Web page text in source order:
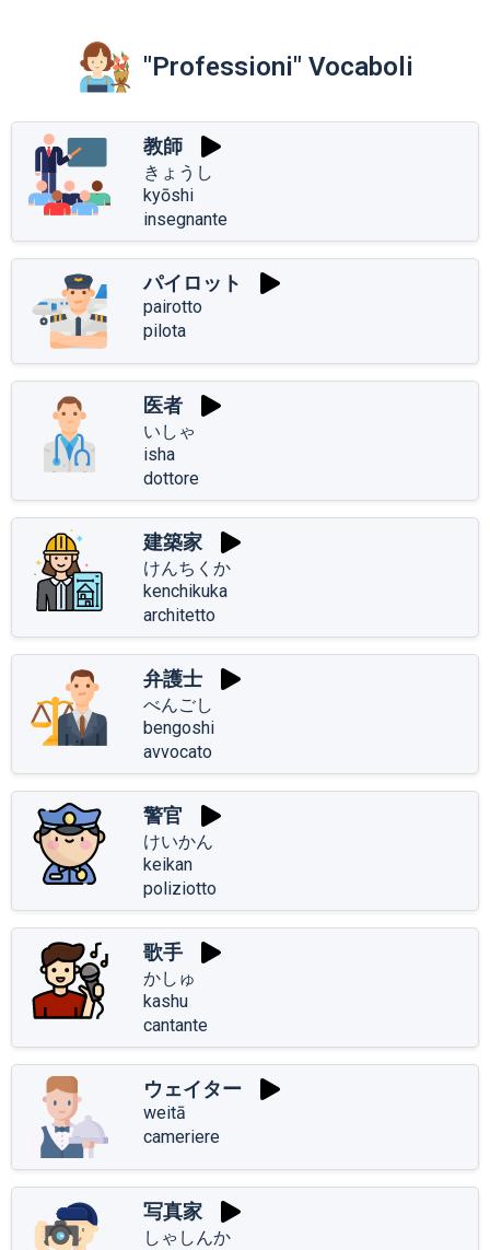
"Professioni" Vocaboli
教師
きょうし
kyōshi
insegnante
パイロット
pairotto
pilota
医者
いしゃ
isha
dottore
建築家
けんちくか
kenchikuka
architetto
弁護士
べんごし
bengoshi
avvocato
警官
けいかん
keikan
poliziotto
歌手
かしゅ
kashu
cantante
ウェイター
weitā
cameriere
写真家
しゃしんか